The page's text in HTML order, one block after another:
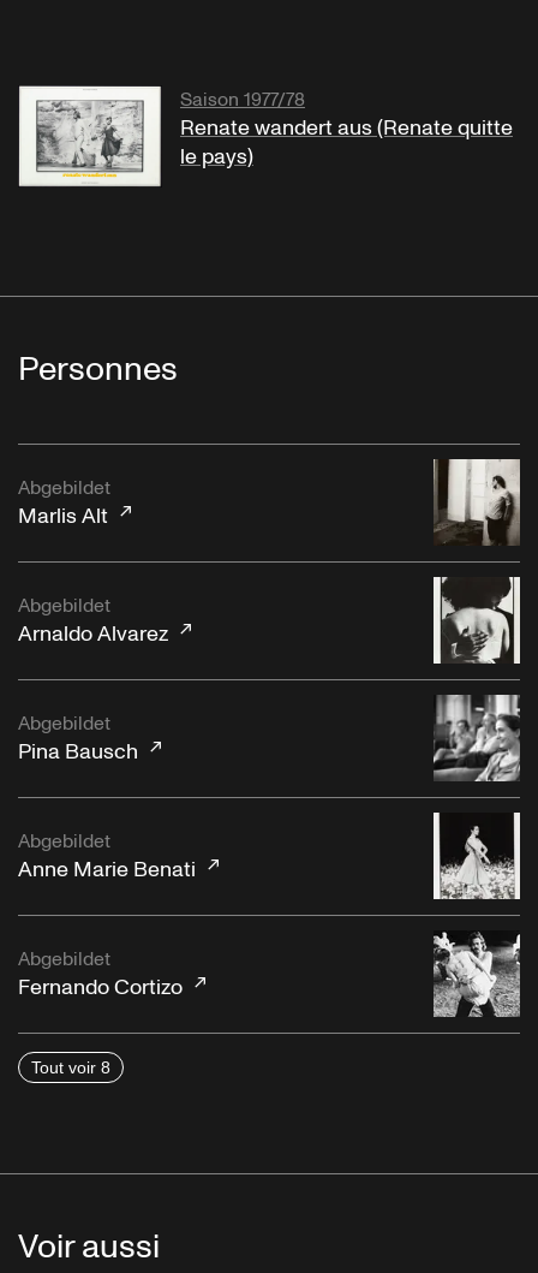
Saison 1977/78
Renate wandert aus (Renate quitte
le pays)
Personnes
Abgebildet
Marlis Alt
Abgebildet
Arnaldo Alvarez
Abgebildet
Pina Bausch
Abgebildet
Anne Marie Benati
Abgebildet
Fernando Cortizo
Tout voir 8
Voir aussi